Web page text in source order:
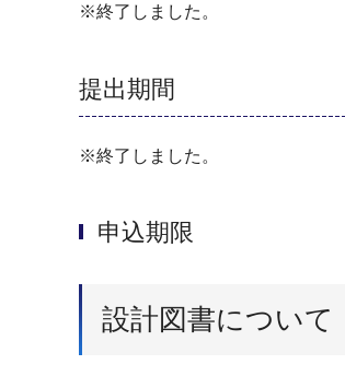
※終了しました。
提出期間
※終了しました。
申込期限
設計図書について